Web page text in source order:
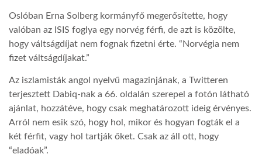
AFRIKA TUDÁSTÁR
A NAP SZÉPE
LINKTR.EE
Oslóban Erna Solberg kormányfő megerősítette, hogy
valóban az ISIS foglya egy norvég férfi, de azt is közölte,
hogy váltságdíjat nem fognak fizetni érte. “Norvégia nem
fizet váltságdíjakat.”
Az iszlamisták angol nyelvű magazinjának, a Twitteren
terjesztett Dabiq-nak a 66. oldalán szerepel a fotón látható
ajánlat, hozzátéve, hogy csak meghatározott ideig érvényes.
Arról nem esik szó, hogy hol, mikor és hogyan fogták el a
két férfit, vagy hol tartják őket. Csak az áll ott, hogy
“eladóak”.